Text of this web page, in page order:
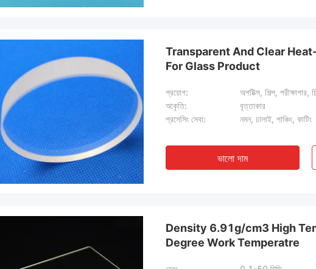
Transparent And Clear
For Glass Product
প্রয়োগ:
অপটিক্স, শিল্প, পরীক্ষাগার,
আকৃতি:
বৃত্তাকার
প্রসেসিং সেবা:
নমন, ঢালাই, পাঞ্চিং, কাটিং
ভালো দাম
Density 6.91g/cm3 High
Degree Work Temperatre